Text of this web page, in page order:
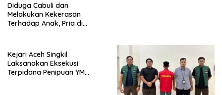
Diduga Cabuli dan
Melakukan Kekerasan
Terhadap Anak, Pria di
Kejari Aceh Singkil
Laksanakan Eksekusi
Terpidana Penipuan YM